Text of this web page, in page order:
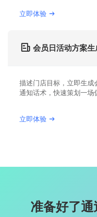
立即体验
会员日活动方案生
描述门店目标，立即生成
通知话术，快速策划一场
立即体验
准备好了